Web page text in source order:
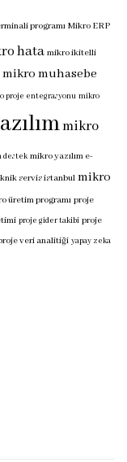
programı Mikro ERP
hata mikro ikitelli
mikro muhasebe
proje entegrasyonu mikro
mikro
destek mikro yazılım e-
servis istanbul mikro
üretim programı proje
proje gider takibi proje
veri analitiği yapay zeka